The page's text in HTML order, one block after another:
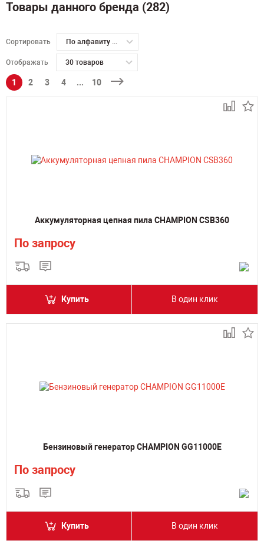
Товары данного бренда (282)
Сортировать По алфавиту А-Я
Отображать 30 товаров
1 2 3 4 ... 10
Аккумуляторная цепная пила CHAMPION CSB360
По запросу
Купить В один клик
Бензиновый генератор CHAMPION GG11000E
По запросу
Купить В один клик